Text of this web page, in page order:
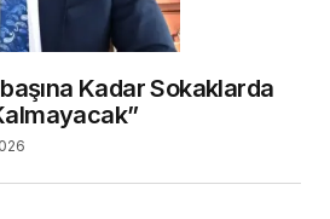
Kadar Sokaklarda